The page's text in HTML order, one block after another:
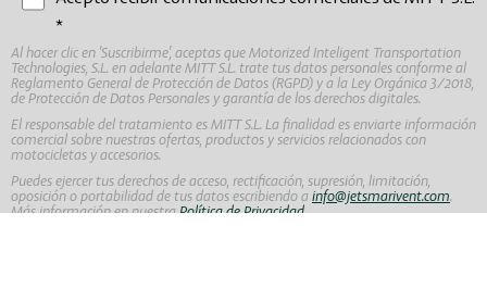
*
Al hacer clic en 'Suscribirme', aceptas que Motorized Inteligent Transportation
Technologies, S.L. en adelante MITT S.L. trate tus datos personales conforme al
Reglamento General de Protección de Datos (RGPD) y a la Ley Orgánica 3/2018,
de Protección de Datos Personales y garantía de los derechos digitales.
El responsable del tratamiento es MITT S.L. La finalidad es enviarte información
comercial sobre nuestras ofertas, productos y servicios relacionados con
motocicletas y accesorios.
Puedes ejercer tus derechos de acceso, rectificación, supresión, limitación,
oposición o portabilidad de tus datos escribiendo a info@jetsmarivent.com.
Más información en nuestraPolítica de Privacidad.